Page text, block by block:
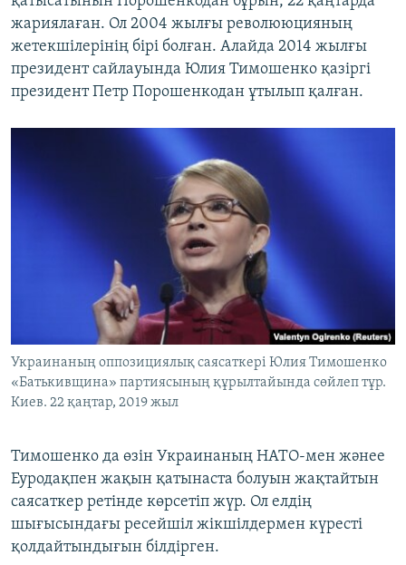
жариялаған. Ол 2004 жылғы револююцияның
жетекшілерінің бірі болған. Алайда 2014 жылғы
президент сайлауында Юлия Тимошенко қазіргі
президент Петр Порошенкодан ұтылып қалған.
Украинаның оппозициялық саясаткері Юлия Тимошенко
«Батькивщина» партиясының құрылтайында сөйлеп тұр.
Киев. 22 қаңтар, 2019 жыл
Тимошенко да өзін Украинаның НАТО-мен жәнее
Еуродақпен жақын қатынаста болуын жақтайтын
саясаткер ретінде көрсетіп жүр. Ол елдің
шығысындағы ресейшіл жікшілдермен күресті
қолдайтындығын білдірген.